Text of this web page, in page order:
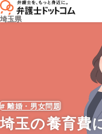
埼玉県
# 離婚・男女問題
埼玉の養育費